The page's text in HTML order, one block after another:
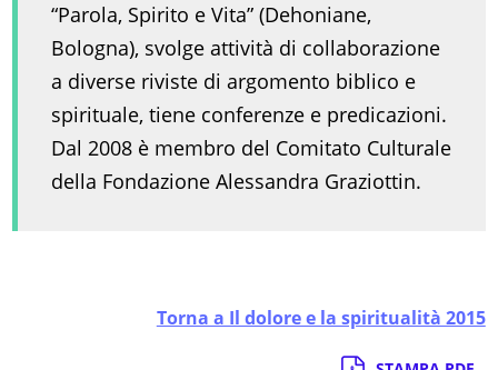
“Parola, Spirito e Vita” (Dehoniane,
Bologna), svolge attività di collaborazione
a diverse riviste di argomento biblico e
spirituale, tiene conferenze e predicazioni.
Dal 2008 è membro del Comitato Culturale
della Fondazione Alessandra Graziottin.
Torna a Il dolore e la spiritualità 2015